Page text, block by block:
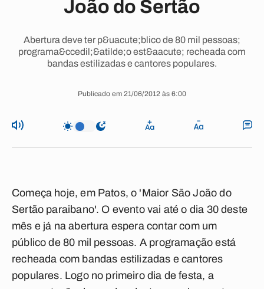
João do Sertão
Abertura deve ter p&uacute;blico de 80 mil pessoas;
programa&ccedil;&atilde;o est&aacute; recheada com
bandas estilizadas e cantores populares.
Publicado em 21/06/2012 às 6:00
Começa hoje, em Patos, o 'Maior São João do
Sertão paraibano'. O evento vai até o dia 30 deste
mês e já na abertura espera contar com um
público de 80 mil pessoas. A programação está
recheada com bandas estilizadas e cantores
populares. Logo no primeiro dia de festa, a